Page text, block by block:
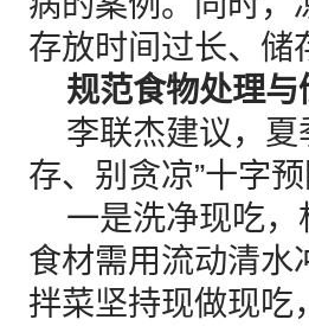
存放时间过长、储
规范食物处理与
李联杰建议，夏
存、别贪凉”十字预
一是洗净现吃，
食材需用流动清水
拌菜坚持现做现吃